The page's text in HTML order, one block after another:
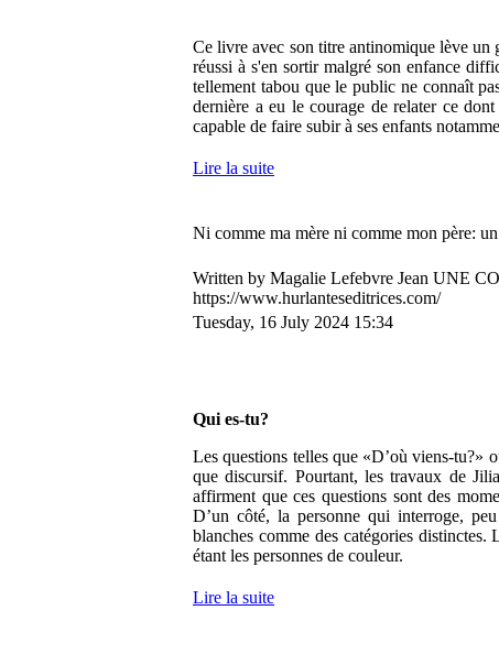
Ce livre avec son titre antinomique lève
réussi à s'en sortir malgré son enfance
tellement tabou que le public ne connaît
dernière a eu le courage de relater ce
capable de faire subir à ses enfants
Lire la suite
Ni comme ma mère ni comme mon père:
Written by Magalie Lefebvre Jean UNE
https://www.hurlanteseditrices.com/
Tuesday, 16 July 2024 15:34
Qui es-tu?
Les questions telles que «D’où viens-tu?»
que discursif. Pourtant, les travaux de
affirment que ces questions sont des
D’un côté, la personne qui interroge,
blanches comme des catégories
étant les personnes de couleur.
Lire la suite